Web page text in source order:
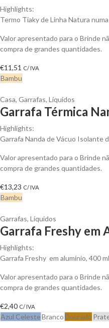
Highlights:
Termo Tiaky de Linha Natura
Valor apresentado para o Brinde
compra de grandes quantidades.
€11,51 C/ IVA
Bambu
Casa, Garrafas, Líquidos
Garrafa Térmica
Highlights:
Garrafa Nanda de Vácuo Isolante
Valor apresentado para o Brinde
compra de grandes quantidades.
€13,23 C/ IVA
Bambu
Garrafas, Líquidos
Garrafa Freshy em
Highlights:
Garrafa Freshy em alumínio, 400
Valor apresentado para o Brinde
compra de grandes quantidades.
€2,40 C/ IVA
Azul CelesteBranco Dourado